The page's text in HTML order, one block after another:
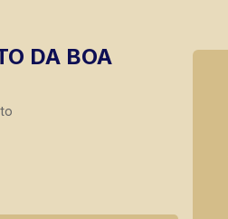
DA BOA